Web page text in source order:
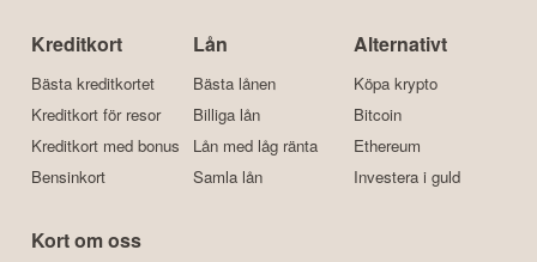
Kreditkort
Bästa kreditkortet
Kreditkort för resor
Kreditkort med bonus
Bensinkort
Lån
Bästa lånen
Billiga lån
Lån med låg ränta
Samla lån
Alternativt
Köpa krypto
Bitcoin
Ethereum
Investera i guld
Kort om oss